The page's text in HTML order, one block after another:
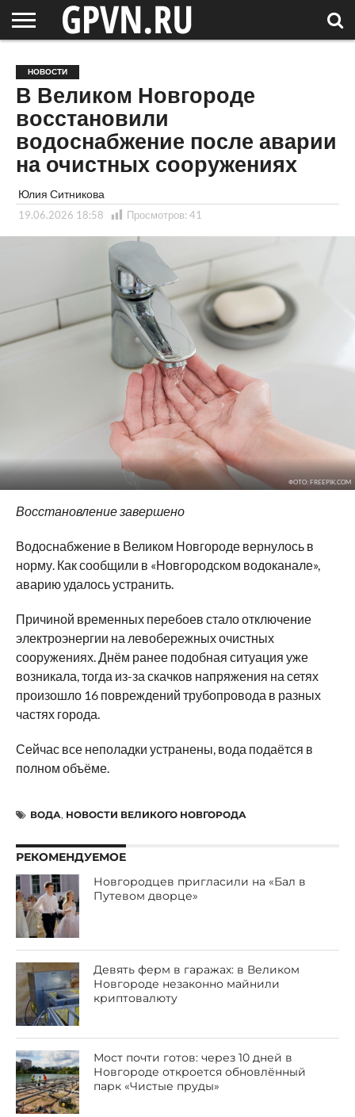
ОБЛАСТЬ
НОВОСТИ
СОСЕДЕЙ
РОССИЯ
/ МИР
СПЕЦПРОЕКТЫ
БЛОГ
СТАТЬИ
ФОТОРЕПОРТАЖИ
ИНТЕРВЬЮ
ОБЪЕКТЫ
ПОДБОРКИ
НОВОСТИ
В Великом Новгороде
восстановили
водоснабжение после аварии
на очистных сооружениях
Юлия Ситникова
19.06.2026 18:58 Просмотров: 41
ФОТО: FREEPIK.COM
Восстановление завершено
Водоснабжение в Великом Новгороде вернулось в
норму. Как сообщили в «Новгородском водоканале»,
аварию удалось устранить.
Причиной временных перебоев стало отключение
электроэнергии на левобережных очистных
сооружениях. Днём ранее подобная ситуация уже
возникала, тогда из-за скачков напряжения на сетях
произошло 16 повреждений трубопровода в разных
частях города.
Сейчас все неполадки устранены, вода подаётся в
полном объёме.
ВОДА, НОВОСТИ ВЕЛИКОГО НОВГОРОДА
РЕКОМЕНДУЕМОЕ
Новгородцев пригласили на «Бал в
Путевом дворце»
Девять ферм в гаражах: в Великом
Новгороде незаконно майнили
криптовалюту
Мост почти готов: через 10 дней в
Новгороде откроется обновлённый
парк «Чистые пруды»